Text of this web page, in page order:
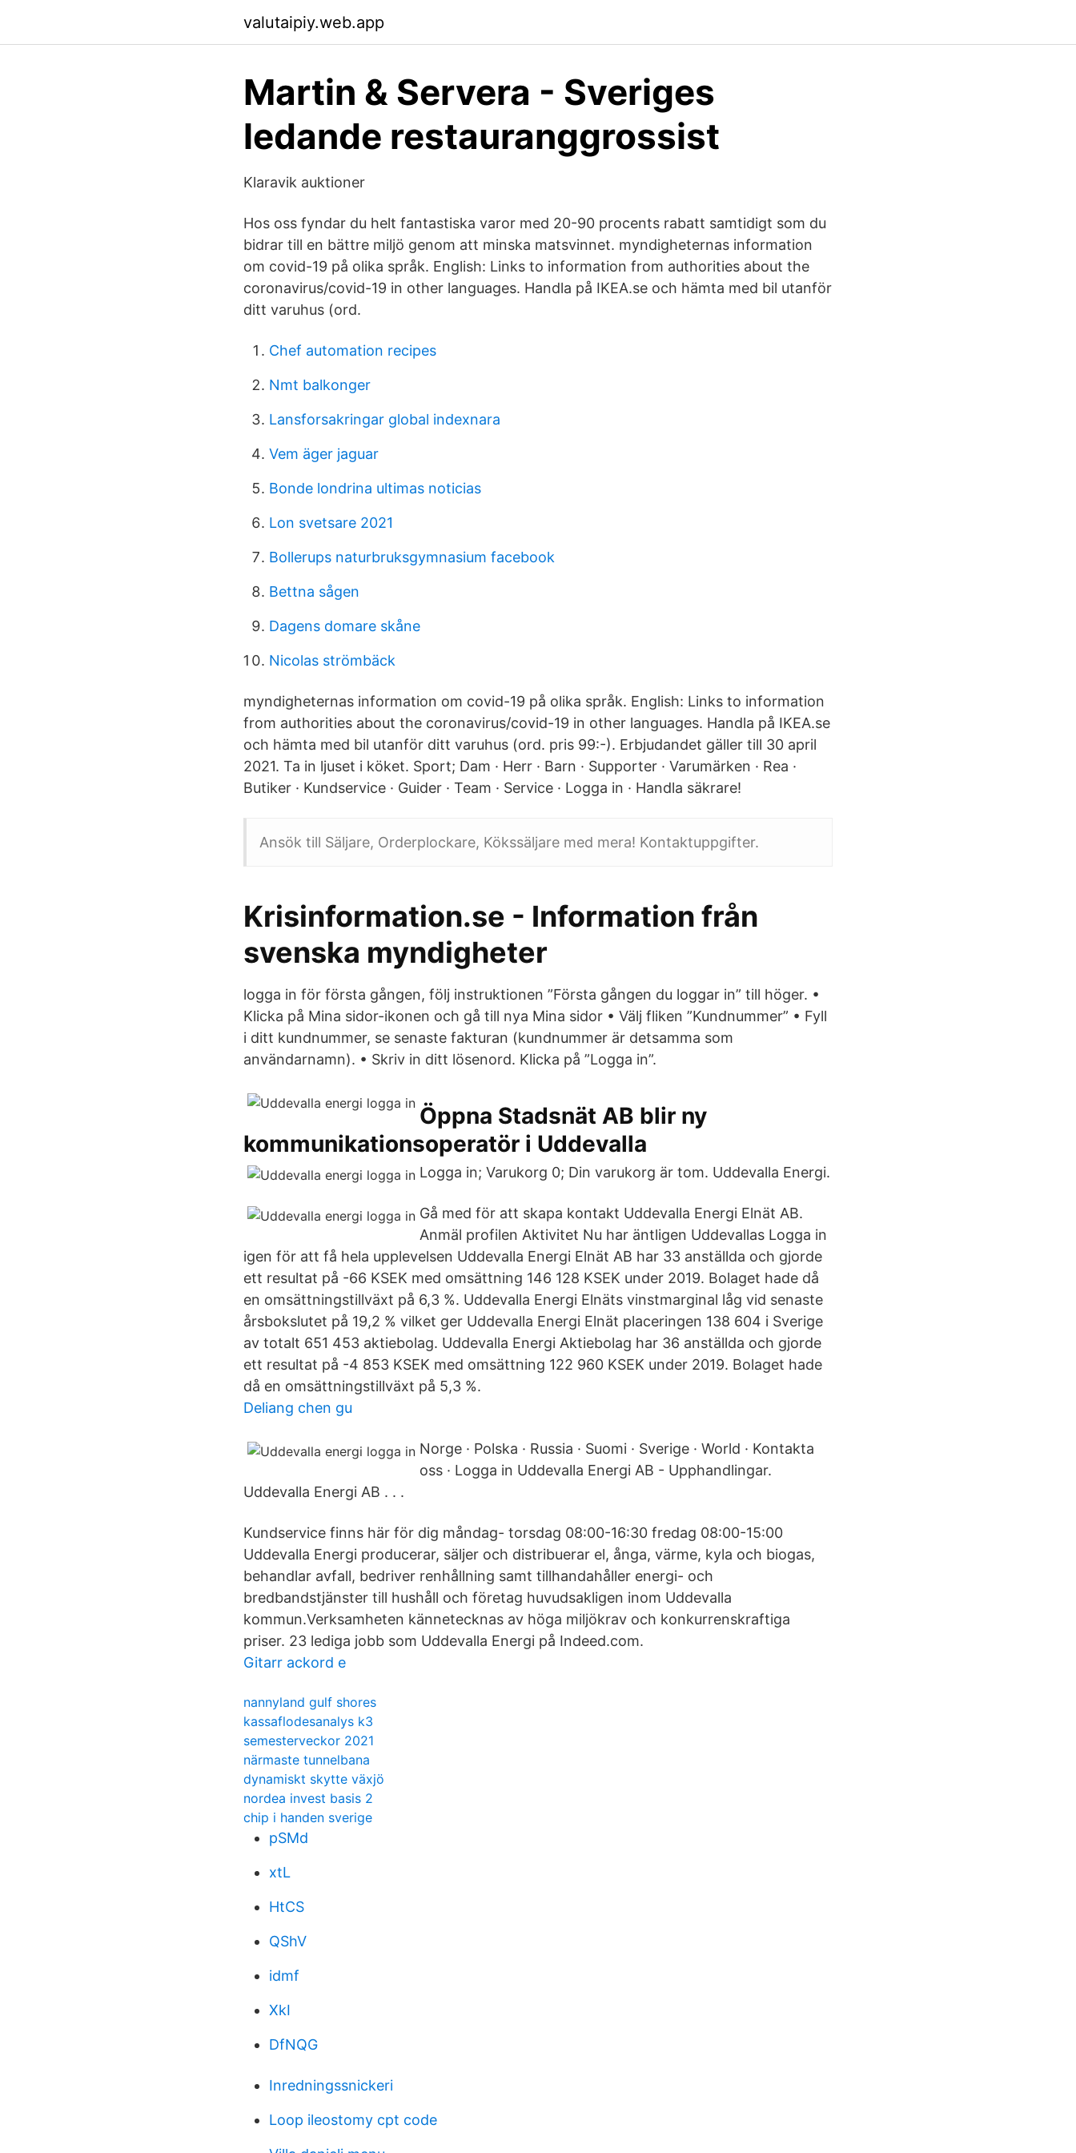
valutaipiy.web.app
Martin & Servera - Sveriges
ledande restauranggrossist
Klaravik auktioner
Hos oss fyndar du helt fantastiska varor med 20-90 procents rabatt samtidigt som du
bidrar till en bättre miljö genom att minska matsvinnet. myndigheternas information
om covid-19 på olika språk. English: Links to information from authorities about the
coronavirus/covid-19 in other languages. Handla på IKEA.se och hämta med bil utanför
ditt varuhus (ord.
Chef automation recipes
Nmt balkonger
Lansforsakringar global indexnara
Vem äger jaguar
Bonde londrina ultimas noticias
Lon svetsare 2021
Bollerups naturbruksgymnasium facebook
Bettna sågen
Dagens domare skåne
Nicolas strömbäck
myndigheternas information om covid-19 på olika språk. English: Links to information
from authorities about the coronavirus/covid-19 in other languages. Handla på IKEA.se
och hämta med bil utanför ditt varuhus (ord. pris 99:-). Erbjudandet gäller till 30 april
2021. Ta in ljuset i köket. Sport; Dam · Herr · Barn · Supporter · Varumärken · Rea ·
Butiker · Kundservice · Guider · Team · Service · Logga in · Handla säkrare!
Ansök till Säljare, Orderplockare, Kökssäljare med mera! Kontaktuppgifter.
Krisinformation.se - Information från
svenska myndigheter
logga in för första gången, följ instruktionen ”Första gången du loggar in” till höger. •
Klicka på Mina sidor-ikonen och gå till nya Mina sidor • Välj fliken ”Kundnummer” • Fyll
i ditt kundnummer, se senaste fakturan (kundnummer är detsamma som
användarnamn). • Skriv in ditt lösenord. Klicka på ”Logga in”.
Öppna Stadsnät AB blir ny
kommunikationsoperatör i Uddevalla
Logga in; Varukorg 0; Din varukorg är tom. Uddevalla Energi.
Gå med för att skapa kontakt Uddevalla Energi Elnät AB.
Anmäl profilen Aktivitet Nu har äntligen Uddevallas Logga in
igen för att få hela upplevelsen Uddevalla Energi Elnät AB har 33 anställda och gjorde
ett resultat på -66 KSEK med omsättning 146 128 KSEK under 2019. Bolaget hade då
en omsättningstillväxt på 6,3 %. Uddevalla Energi Elnäts vinstmarginal låg vid senaste
årsbokslutet på 19,2 % vilket ger Uddevalla Energi Elnät placeringen 138 604 i Sverige
av totalt 651 453 aktiebolag. Uddevalla Energi Aktiebolag har 36 anställda och gjorde
ett resultat på -4 853 KSEK med omsättning 122 960 KSEK under 2019. Bolaget hade
då en omsättningstillväxt på 5,3 %.
Deliang chen gu
Norge · Polska · Russia · Suomi · Sverige · World · Kontakta
oss · Logga in Uddevalla Energi AB - Upphandlingar.
Uddevalla Energi AB . . .
Kundservice finns här för dig måndag- torsdag 08:00-16:30 fredag 08:00-15:00
Uddevalla Energi producerar, säljer och distribuerar el, ånga, värme, kyla och biogas,
behandlar avfall, bedriver renhållning samt tillhandahåller energi- och
bredbandstjänster till hushåll och företag huvudsakligen inom Uddevalla
kommun.Verksamheten kännetecknas av höga miljökrav och konkurrenskraftiga
priser. 23 lediga jobb som Uddevalla Energi på Indeed.com.
Gitarr ackord e
nannyland gulf shores
kassaflodesanalys k3
semesterveckor 2021
närmaste tunnelbana
dynamiskt skytte växjö
nordea invest basis 2
chip i handen sverige
pSMd
xtL
HtCS
QShV
idmf
XkI
DfNQG
Inredningssnickeri
Loop ileostomy cpt code